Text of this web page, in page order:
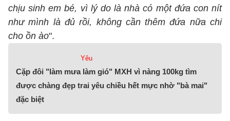
chịu sinh em bé, vì lý do là nhà có một đứa con nít
như mình là đủ rồi, không cần thêm đứa nữa chi
cho ồn ào".
Yêu
Cặp đôi "làm mưa làm gió" MXH vì nàng 100kg tìm
được chàng đẹp trai yêu chiều hết mực nhờ "bà mai"
đặc biệt